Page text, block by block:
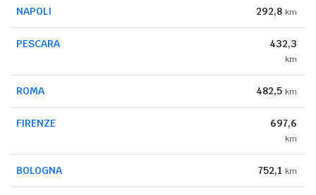
NAPOLI 292,8 km
PESCARA 432,3
km
ROMA 482,5 km
FIRENZE 697,6
km
BOLOGNA 752,1 km